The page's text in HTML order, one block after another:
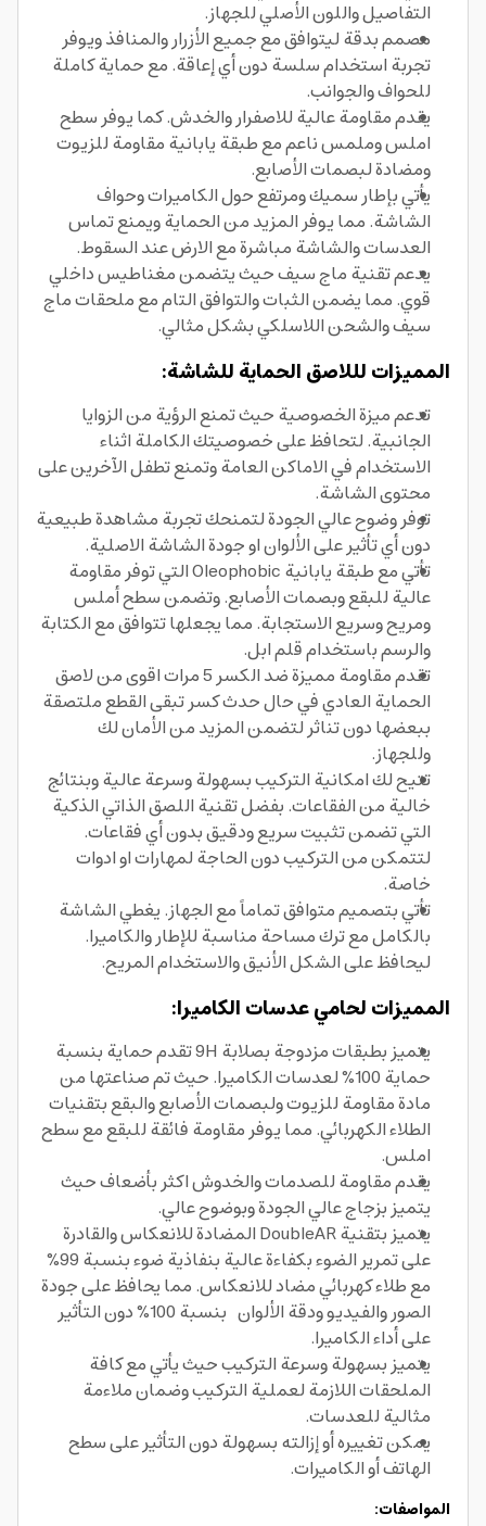
التفاصيل واللون الأصلي للجهاز.
مصمم بدقة ليتوافق مع جميع الأزرار والمنافذ ويوفر
تجربة استخدام سلسة دون أي إعاقة. مع حماية كاملة
للحواف والجوانب.
يقدم مقاومة عالية للاصفرار والخدش. كما يوفر سطح
املس وملمس ناعم مع طبقة يابانية مقاومة للزيوت
ومضادة لبصمات الأصابع.
يأتي بإطار سميك ومرتفع حول الكاميرات وحواف
الشاشة. مما يوفر المزيد من الحماية ويمنع تماس
العدسات والشاشة مباشرة مع الارض عند السقوط.
يدعم تقنية ماج سيف حيث يتضمن مغناطيس داخلي
قوي. مما يضمن الثبات والتوافق التام مع ملحقات ماج
سيف والشحن اللاسلكي بشكل مثالي.
المميزات لللاصق الحماية للشاشة:
تدعم ميزة الخصوصية حيث تمنع الرؤية من الزوايا
الجانبية. لتحافظ على خصوصيتك الكاملة اثناء
الاستخدام في الاماكن العامة وتمنع تطفل الآخرين على
محتوى الشاشة.
توفر وضوح عالي الجودة لتمنحك تجربة مشاهدة طبيعية
دون أي تأثير على الألوان او جودة الشاشة الاصلية.
تأتي مع طبقة يابانية Oleophobic التي توفر مقاومة
عالية للبقع وبصمات الأصابع. وتضمن سطح أملس
ومريح وسريع الاستجابة. مما يجعلها تتوافق مع الكتابة
والرسم باستخدام قلم ابل.
تقدم مقاومة مميزة ضد الكسر 5 مرات اقوى من لاصق
الحماية العادي في حال حدث كسر تبقى القطع ملتصقة
ببعضها دون تناثر لتضمن المزيد من الأمان لك
وللجهاز.
تتيح لك امكانية التركيب بسهولة وسرعة عالية وبنتائج
خالية من الفقاعات. بفضل تقنية اللصق الذاتي الذكية
التي تضمن تثبيت سريع ودقيق بدون أي فقاعات.
لتتمكن من التركيب دون الحاجة لمهارات او ادوات
خاصة.
تأتي بتصميم متوافق تماماً مع الجهاز. يغطي الشاشة
بالكامل مع ترك مساحة مناسبة للإطار والكاميرا.
ليحافظ على الشكل الأنيق والاستخدام المريح.
المميزات لحامي عدسات الكاميرا:
يتميز بطبقات مزدوجة بصلابة 9H تقدم حماية بنسبة
حماية 100% لعدسات الكاميرا. حيث تم صناعتها من
مادة مقاومة للزيوت ولبصمات الأصابع والبقع بتقنيات
الطلاء الكهربائي. مما يوفر مقاومة فائقة للبقع مع سطح
املس.
يقدم مقاومة للصدمات والخدوش اكثر بأضعاف حيث
يتميز بزجاج عالي الجودة وبوضوح عالي.
يتميز بتقنية DoubleAR المضادة للانعكاس والقادرة
على تمرير الضوء بكفاءة عالية بنفاذية ضوء بنسبة 99%
مع طلاء كهربائي مضاد للانعكاس. مما يحافظ على جودة
الصور والفيديو ودقة الألوان بنسبة 100% دون التأثير
على أداء الكاميرا.
يتميز بسهولة وسرعة التركيب حيث يأتي مع كافة
الملحقات اللازمة لعملية التركيب وضمان ملاءمة
مثالية للعدسات.
يمكن تغييره أو إزالته بسهولة دون التأثير على سطح
الهاتف أو الكاميرات.
المواصفات: